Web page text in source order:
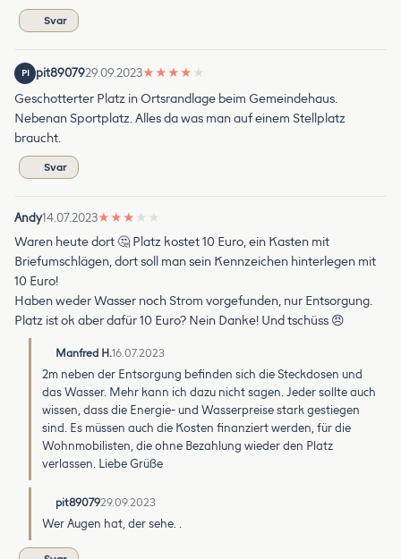
Svar
PI pit8907929.09.2023★ ★ ★ ★ ★
Geschotterter Platz in Ortsrandlage beim Gemeindehaus.
Nebenan Sportplatz. Alles da was man auf einem Stellplatz
braucht.
Svar
Andy14.07.2023★ ★ ★ ★ ★
Waren heute dort 🤔 Platz kostet 10 Euro, ein Kasten mit
Briefumschlägen, dort soll man sein Kennzeichen hinterlegen mit
10 Euro!
Haben weder Wasser noch Strom vorgefunden, nur Entsorgung.
Platz ist ok aber dafür 10 Euro? Nein Danke! Und tschüss 😠
Manfred H.16.07.2023
2m neben der Entsorgung befinden sich die Steckdosen und
das Wasser. Mehr kann ich dazu nicht sagen. Jeder sollte auch
wissen, dass die Energie- und Wasserpreise stark gestiegen
sind. Es müssen auch die Kosten finanziert werden, für die
Wohnmobilisten, die ohne Bezahlung wieder den Platz
verlassen. Liebe Grüße
pit8907929.09.2023
Wer Augen hat, der sehe. .